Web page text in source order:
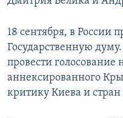
18 сентября, в России
Государственную
провести голосование
аннексированного
критику Киева и стран